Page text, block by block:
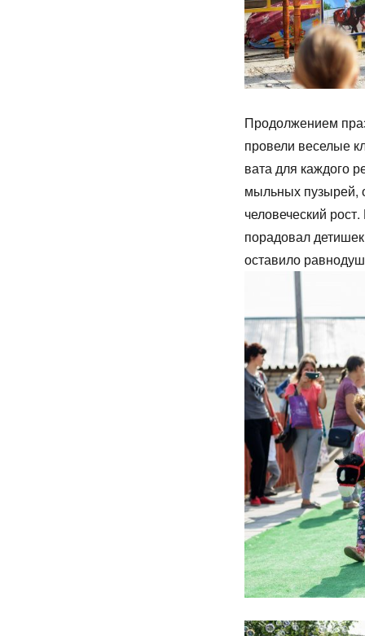
Продолжением
провели веселые
вата для каждого
мыльных пузырей,
человеческий
порадовал
оставило